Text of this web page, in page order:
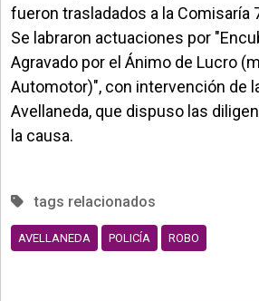
fueron trasladados a la Comisaría
Se labraron actuaciones por
Agravado por el Ánimo de Lucro
Automotor)", con intervención de
Avellaneda, que dispuso las
la causa.
tags relacionados
AVELLANEDA POLICÍA ROBO